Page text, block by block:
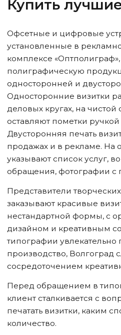
Купить
Офсетные и цифровые
установленные в
комплексе
полиграфическую
односторонней и
Односторонние визитки
деловых кругах, на чистой
оставляют пометки
Двусторонняя печать
продажах и в рекламе. На
указывают список услуг,
обращения, фотографии с
Представители
заказывают красивые
нестандартной формы, с
дизайном и креативным
типографии увлекательно
производство, Волгоград
сосредоточением
Перед обращением в
клиент сталкивается с
печатать визитки, каким
количество.